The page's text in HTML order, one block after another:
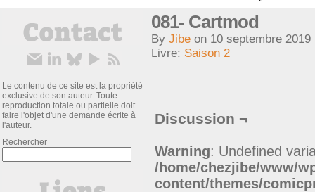
Le contenu de ce site est la propriété
exclusive de son auteur. Toute
reproduction totale ou partielle doit
faire l'objet d'une demande écrite à
l'auteur.
Rechercher
081- Cartmod
By Jibe on 10 septembre 2019
Livre: Saison 2
Discussion ¬
Warning: Undefined
/home/chezjibe/www/
content/themes/